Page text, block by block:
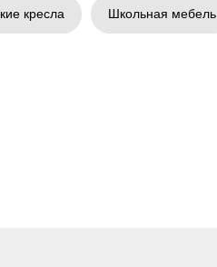
кресла Школьная мебель